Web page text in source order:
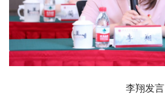
李翔发言